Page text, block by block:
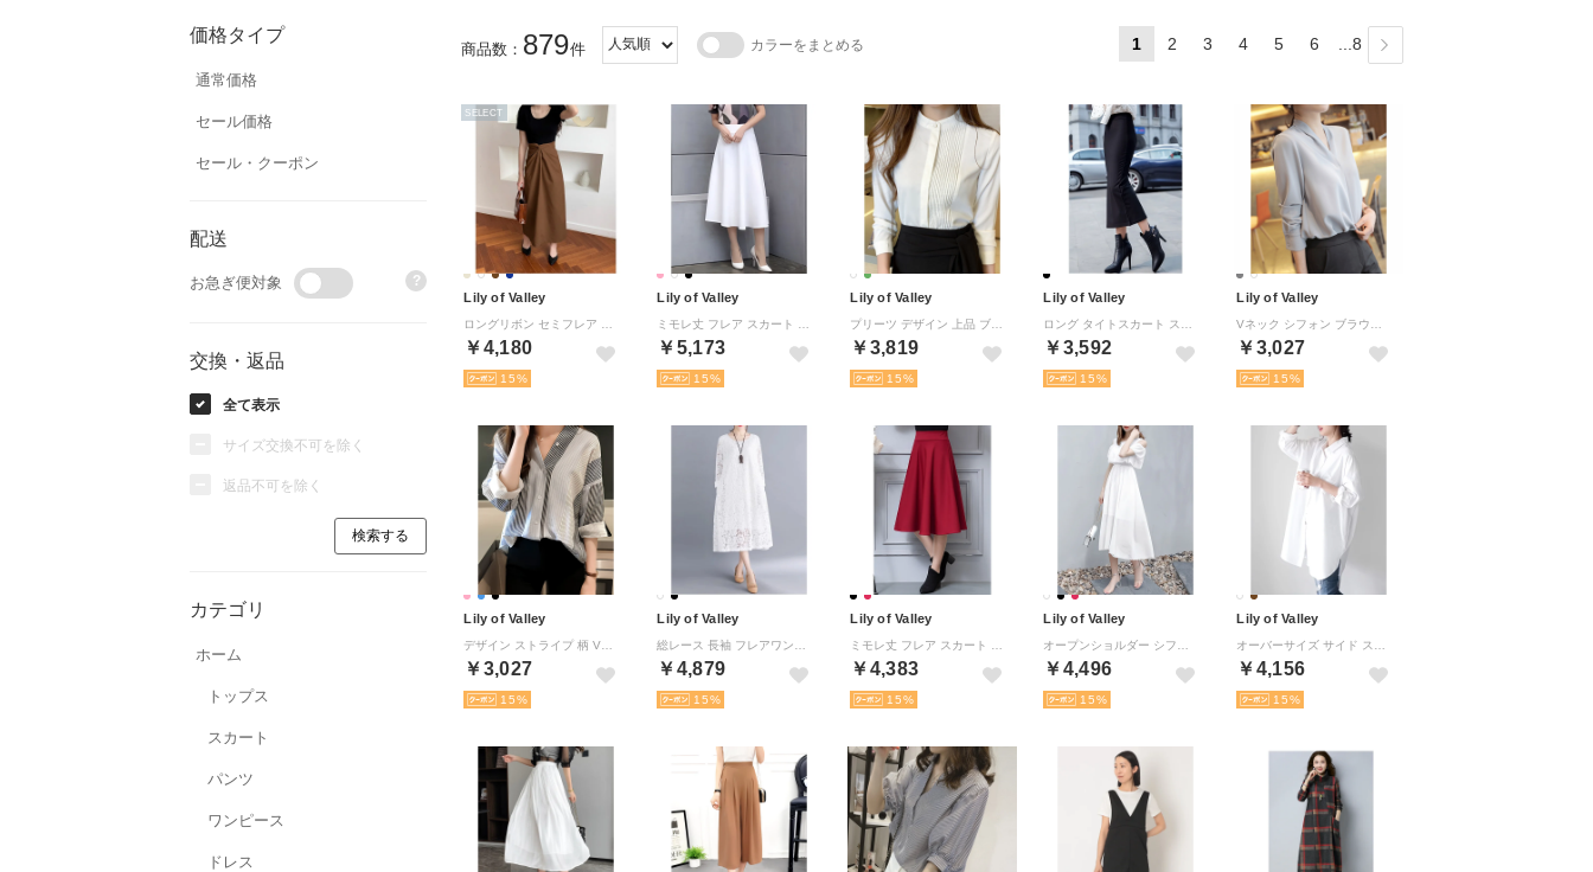
価格タイプ
通常価格
セール価格
セール・クーポン
配送
お急ぎ便対象 ?
交換・返品
全て表示
サイズ交換不可を除く
返品不可を除く
カテゴリ
ホーム
トップス
スカート
パンツ
ワンピース
ドレス
商品数： 879件 カラーをまとめる 1 2 3 4 5 6 ...8
Lily of Valley
￥4,180
SELECT
15
Lily of Valley
￥5,173
15
Lily of Valley
￥3,819
15
Lily of Valley
￥3,592
15
Lily of Valley
￥3,027
15
Lily of Valley
￥3,027
15
Lily of Valley
￥4,879
15
Lily of Valley
￥4,383
15
Lily of Valley
￥4,496
15
Lily of Valley
￥4,156
15